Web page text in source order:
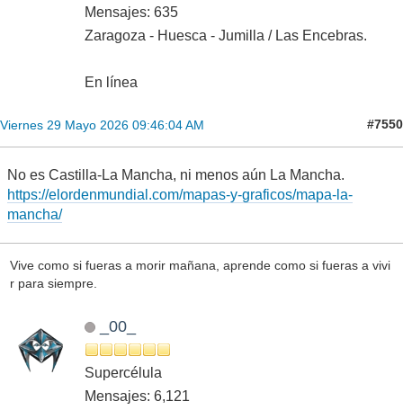
Mensajes: 635
Zaragoza - Huesca - Jumilla / Las Encebras.
En línea
Viernes 29 Mayo 2026 09:46:04 AM #7550
No es Castilla-La Mancha, ni menos aún La Mancha.
https://elordenmundial.com/mapas-y-graficos/mapa-la-
mancha/
Vive como si fueras a morir mañana, aprende como si fueras a vivi
r para siempre.
_00_
Supercélula
Mensajes: 6,121